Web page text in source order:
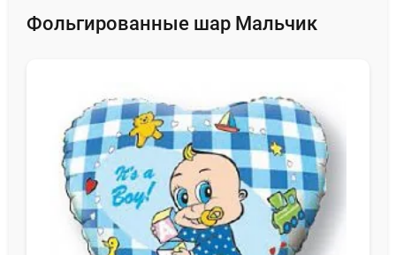
Фольгированные шар Мальчик